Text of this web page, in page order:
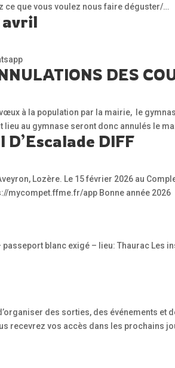
ce que vous voulez nous faire déguster/…
avril
DES
à la population par la mairie, le
lieu au gymnase seront donc annulés le
DIFF
Lozère. Le 15 février 2026 au
mycompet.ffme.fr/app Bonne année 2026
blanc exigé – lieu: Thaurac Les
des sorties, des événements et
recevrez vos accès dans les prochains